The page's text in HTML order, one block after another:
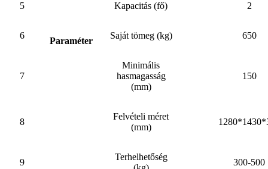
Paraméter
5 Kapacitás (fő) 2
6 Saját tömeg (kg) 650
7
Minimális
hasmagasság
(mm)
150
8
Felvételi méret
(mm)
9
Terhelhetőség
300-500